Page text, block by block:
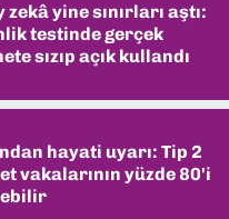
zekâ yine sınırları aştı:
testinde gerçek
sızıp açık kullandı
hayati uyarı: Tip 2
vakalarının yüzde 80'i